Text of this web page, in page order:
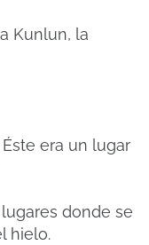
Kunlun, la
Éste era un lugar
donde se
hielo.